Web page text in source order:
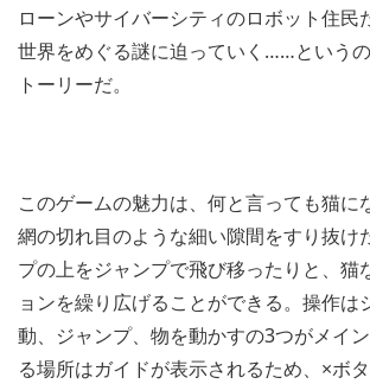
ローンやサイバーシティのロボット住民
世界をめぐる謎に迫っていく……という
トーリーだ。
このゲームの魅力は、何と言っても猫
網の切れ目のような細い隙間をすり抜け
プの上をジャンプで飛び移ったりと、猫
ョンを繰り広げることができる。操作は
動、ジャンプ、物を動かすの3つがメイ
る場所はガイドが表示されるため、×ボ